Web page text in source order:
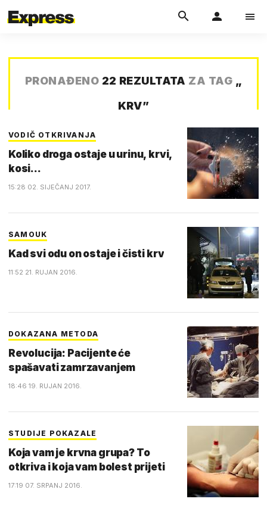
PRONAĐENO 22 REZULTATA ZA TAG „
KRV”
VODIČ OTKRIVANJA
Koliko droga ostaje u urinu, krvi,
kosi...
15:28 02. SIJEČANJ 2017.
SAMOUK
Kad svi odu on ostaje i čisti krv
11:52 21. RUJAN 2016.
DOKAZANA METODA
Revolucija: Pacijente će
spašavati zamrzavanjem
18:46 19. RUJAN 2016.
STUDIJE POKAZALE
Koja vam je krvna grupa? To
otkriva i koja vam bolest prijeti
17:19 07. SRPANJ 2016.